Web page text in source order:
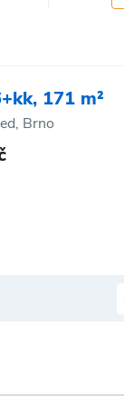
171 m²
Brno